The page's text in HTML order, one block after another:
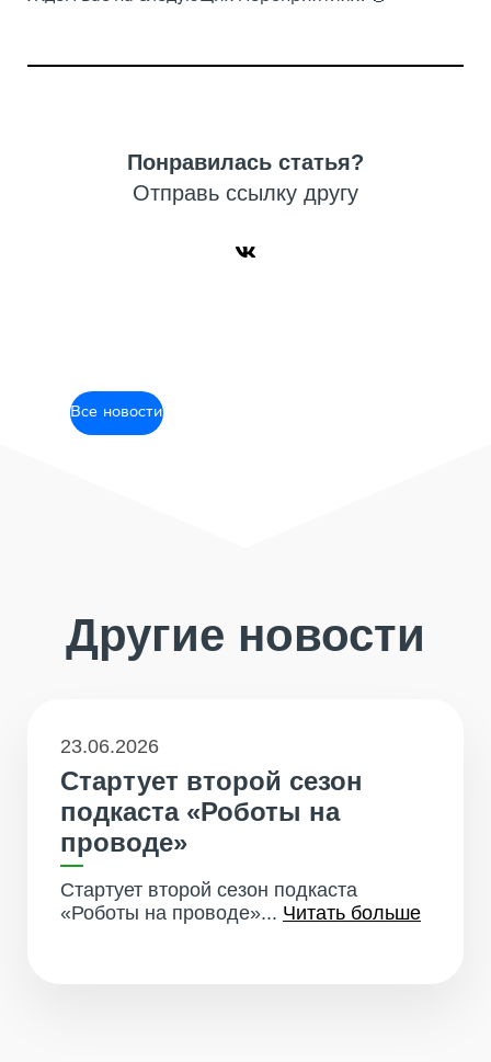
Понравилась статья?
Отправь ссылку другу
Все новости
Другие новости
23.06.2026
Стартует второй сезон
подкаста «Роботы на
проводе»
Стартует второй сезон подкаста
«Роботы на проводе»... Читать больше